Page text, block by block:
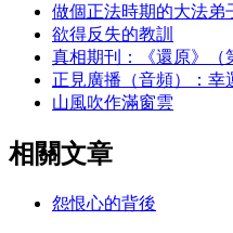
做個正法時期的大法弟
欲得反失的教訓
真相期刊：《還原》（
正見廣播（音頻）：幸
山風吹作滿窗雲
相關文章
怨恨心的背後